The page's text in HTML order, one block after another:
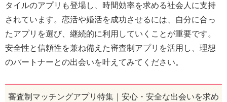
タイルのアプリも登場し、時間効率を求める社会人に支持
されています。恋活や婚活を成功させるには、自分に合っ
たアプリを選び、継続的に利用していくことが重要です。
安全性と信頼性を兼ね備えた審査制アプリを活用し、理想
のパートナーとの出会いを叶えてみてください。
審査制マッチングアプリ特集｜安心・安全な出会いを求め